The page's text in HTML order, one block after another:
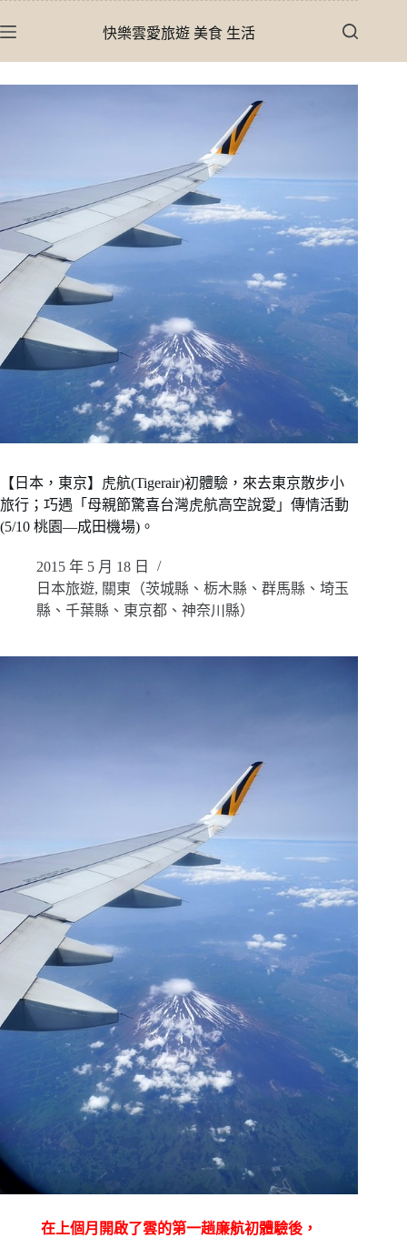
至
快樂雲愛旅遊 美食 生活
【日本，東京】虎航(Tigerair)初體驗，來去東京散步小
旅行；巧遇「母親節驚喜台灣虎航高空說愛」傳情活動
(5/10 桃園—成田機場)。
2015 年 5 月 18 日
日本旅遊, 關東（茨城縣、栃木縣、群馬縣、埼玉
縣、千葉縣、東京都、神奈川縣）
在上個月開啟了雲的第一趟廉航初體驗後，